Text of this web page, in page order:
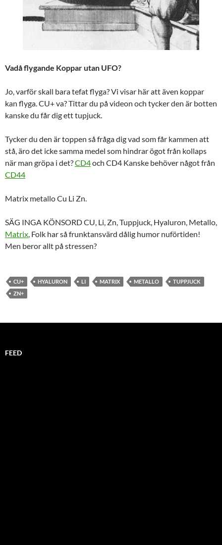
Vadå flygande Koppar utan UFO?
Jo, varför skall bara tefat flyga? Vi visar här att även koppar
kan flyga. CU+ va? Tittar du på videon och tycker den är botten
kanske du får dig ett tupjuck.
Tycker du den är toppen så fråga dig vad som får kammen att
stå, äro det icke samma medel som hindrar ögot från kollaps
när man gröpa i det?CD4och CD4 Kanske behöver något från
CD44
Matrix metallo Cu Li Zn.
SÄG INGA KÖNSORD CU, Li, Zn, Tuppjuck, Hyaluron, Metallo,
Matrix, Folk har så frunktansvärd dålig humor nuförtiden!
Men beror allt på stressen?
CU+ HYALURON LI MATRIX METALLO
TUPPJUCK
ZN+
FEED